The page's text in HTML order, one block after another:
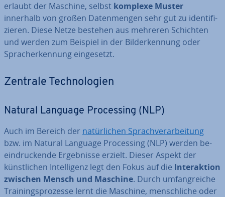
erlaubt der Maschine, selbst komplexe Muster
innerhalb von großen Da­ten­men­gen sehr gut zu iden­ti­fi­
zie­ren. Diese Netze bestehen aus mehreren Schichten
und werden zum Beispiel in der Bil­der­ken­nung oder
Sprach­er­ken­nung ein­ge­setzt.
Zentrale Tech­no­lo­gien
Natural Language Pro­ces­sing (NLP)
Auch im Bereich der na­tür­li­chen Sprach­ver­ar­bei­tung
bzw. im Natural Language Pro­ces­sing (NLP) werden be­
ein­dru­cken­de Er­geb­nis­se erzielt. Dieser Aspekt der
künst­li­chen In­tel­li­genz legt den Fokus auf die In­ter­ak­ti­on
zwischen Mensch und Maschine. Durch um­fang­rei­che
Trai­nings­pro­zes­se lernt die Maschine, mensch­li­che oder